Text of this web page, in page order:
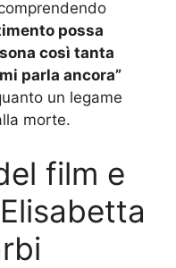
possa
così tanta
parla ancora”
un legame
morte.
film e